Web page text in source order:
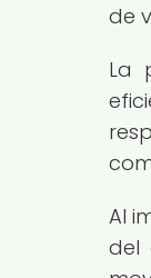
de
La
Al
del